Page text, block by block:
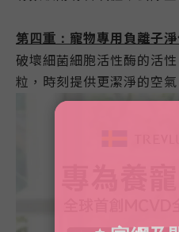
第四重： 寵物專用負離子
破壞細菌細胞活性酶的活
粒，時刻提供更潔淨的空氣